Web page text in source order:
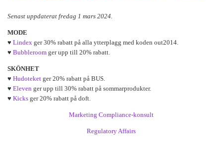
Senast uppdaterat fredag 1 mars 2024.
MODE
♥ Lindex ger 30% rabatt på alla ytterplagg med koden out2014.
♥ Bubbleroom ger upp till 20% rabatt.
SKÖNHET
♥ Hudoteket ger 20% rabatt på BUS.
♥ Eleven ger upp till 30% rabatt på sommarprodukter.
♥ Kicks ger 20% rabatt på doft.
Marketing Compliance-konsult
Regulatory Affairs